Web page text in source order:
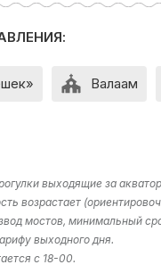
Валаам
выходящие за
возрастает
мостов, минимальный
выходного дня.
с 18-00.